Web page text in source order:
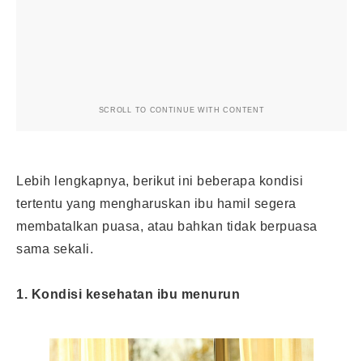
SCROLL TO CONTINUE WITH CONTENT
Lebih lengkapnya, berikut ini beberapa kondisi
tertentu yang mengharuskan ibu hamil segera
membatalkan puasa, atau bahkan tidak berpuasa
sama sekali.
1. Kondisi kesehatan ibu menurun